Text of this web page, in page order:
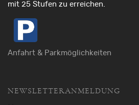
mit 25 Stufen zu erreichen.
Anfahrt & Parkmöglichkeiten
NEWSLETTERANMELDUNG